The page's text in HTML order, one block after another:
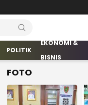
POLITIK
EKONOMI &
BISNIS
FOTO